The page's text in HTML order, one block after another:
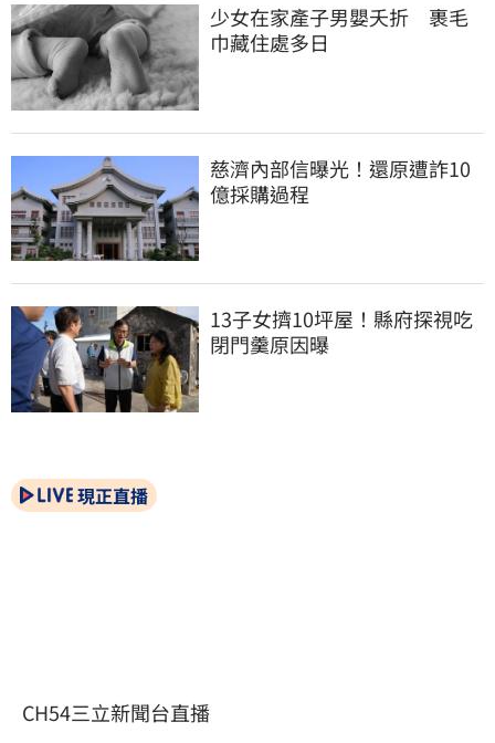
少女在家產子男嬰夭折　裹毛
巾藏住處多日
慈濟內部信曝光！還原遭詐10
億採購過程
13子女擠10坪屋！縣府探視吃
閉門羹原因曝
現正直播
CH54三立新聞台直播